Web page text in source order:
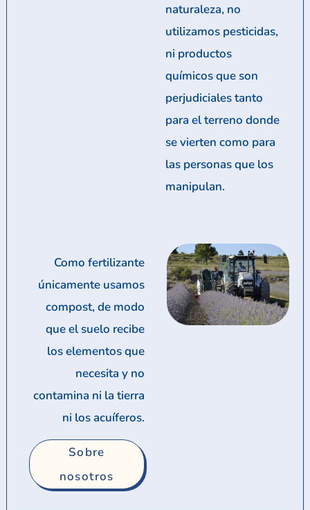
naturaleza, no
utilizamos pesticidas,
ni productos
químicos que son
perjudiciales tanto
para el terreno donde
se vierten como para
las personas que los
manipulan.
Como fertilizante
únicamente usamos
compost, de modo
que el suelo recibe
los elementos que
necesita y no
contamina ni la tierra
ni los acuíferos.
Sobre
nosotros